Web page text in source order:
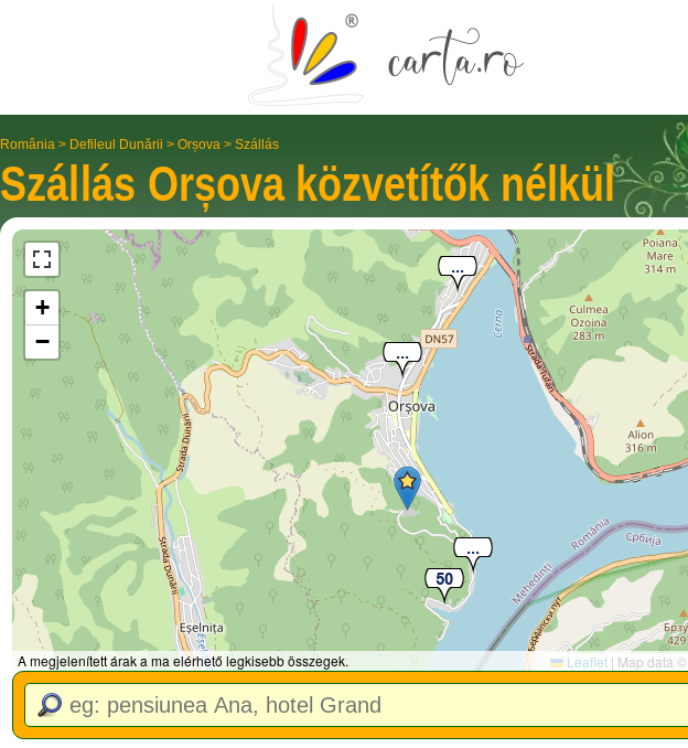
România > Defileul Dunării > Orșova > Szállás
Szállás Orșova közvetítők nélkül
A megjelenített árak a ma elérhető legkisebb összegek.
+
−
Leaflet | Map data ©